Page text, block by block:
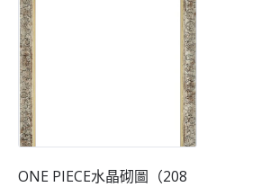
ONE PIECE水晶砌圖（208